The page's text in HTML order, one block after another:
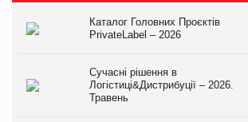
Каталог Головних Проєктів
PrivateLabel – 2026
Сучасні рішення в
Логістиці&Дистрибуції – 2026.
Травень